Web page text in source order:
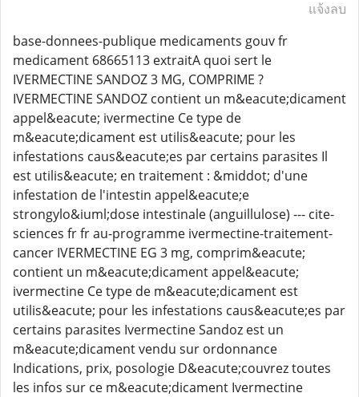
แจ้งลบ
base-donnees-publique medicaments gouv fr
medicament 68665113 extraitA quoi sert le
IVERMECTINE SANDOZ 3 MG, COMPRIME ?
IVERMECTINE SANDOZ contient un m&eacute;dicament
appel&eacute; ivermectine Ce type de
m&eacute;dicament est utilis&eacute; pour les
infestations caus&eacute;es par certains parasites Il
est utilis&eacute; en traitement : &middot; d'une
infestation de l'intestin appel&eacute;e
strongylo&iuml;dose intestinale (anguillulose) --- cite-
sciences fr fr au-programme ivermectine-traitement-
cancer IVERMECTINE EG 3 mg, comprim&eacute;
contient un m&eacute;dicament appel&eacute;
ivermectine Ce type de m&eacute;dicament est
utilis&eacute; pour les infestations caus&eacute;es par
certains parasites Ivermectine Sandoz est un
m&eacute;dicament vendu sur ordonnance
Indications, prix, posologie D&eacute;couvrez toutes
les infos sur ce m&eacute;dicament Ivermectine